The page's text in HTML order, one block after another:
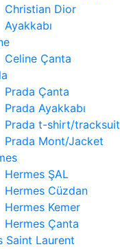
Christian Dior
Ayakkabı
Celine Çanta
Prada Çanta
Prada Ayakkabı
Prada t-shirt/tracksuit
Prada Mont/Jacket
Hermes ŞAL
Hermes Cüzdan
Hermes Kemer
Hermes Çanta
Saint Laurent